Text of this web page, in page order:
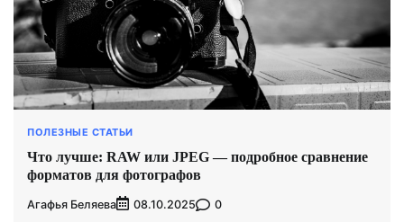
ПОЛЕЗНЫЕ СТАТЬИ
Что лучше: RAW или JPEG — подробное сравнение
форматов для фотографов
Агафья Беляева 08.10.2025 0